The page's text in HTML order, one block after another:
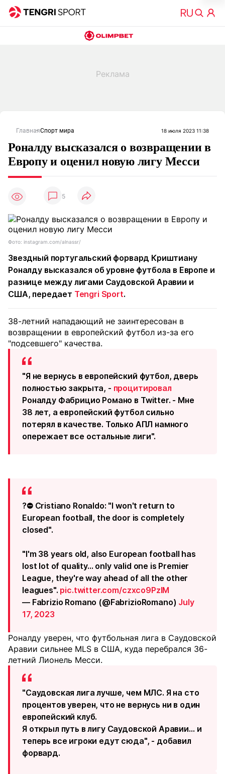
ГлавнаяСпорт мира 18 июля 2023 11:38
Роналду высказался о возвращении в
Европу и оценил новую лигу Месси
5
Фото: instagram.com/alnassr/
Звездный португальский форвард Криштиану
Роналду высказался об уровне футбола в Европе и
разнице между лигами Саудовской Аравии и
США, передает Tengri Sport.
38-летний нападающий не заинтересован в
возвращении в европейский футбол из-за его
"подсевшего" качества.
"Я не вернусь в европейский футбол, дверь
полностью закрыта, - процитировал
Роналду Фабрицио Романо в Twitter. - Мне
38 лет, а европейский футбол сильно
потерял в качестве. Только АПЛ намного
опережает все остальные лиги".
?⛔️ Cristiano Ronaldo: "I won't return to
European football, the door is completely
closed".
"I'm 38 years old, also European football has
lost lot of quality... only valid one is Premier
League, they're way ahead of all the other
leagues". pic.twitter.com/czxco9PzlM
— Fabrizio Romano (@FabrizioRomano) July
17, 2023
Роналду уверен, что футбольная лига в Саудовской
Аравии сильнее MLS в США, куда перебрался 36-
летний Лионель Месси.
"Саудовская лига лучше, чем МЛС. Я на сто
процентов уверен, что не вернусь ни в один
европейский клуб.
Я открыл путь в лигу Саудовской Аравии… и
теперь все игроки едут сюда", - добавил
форвард.